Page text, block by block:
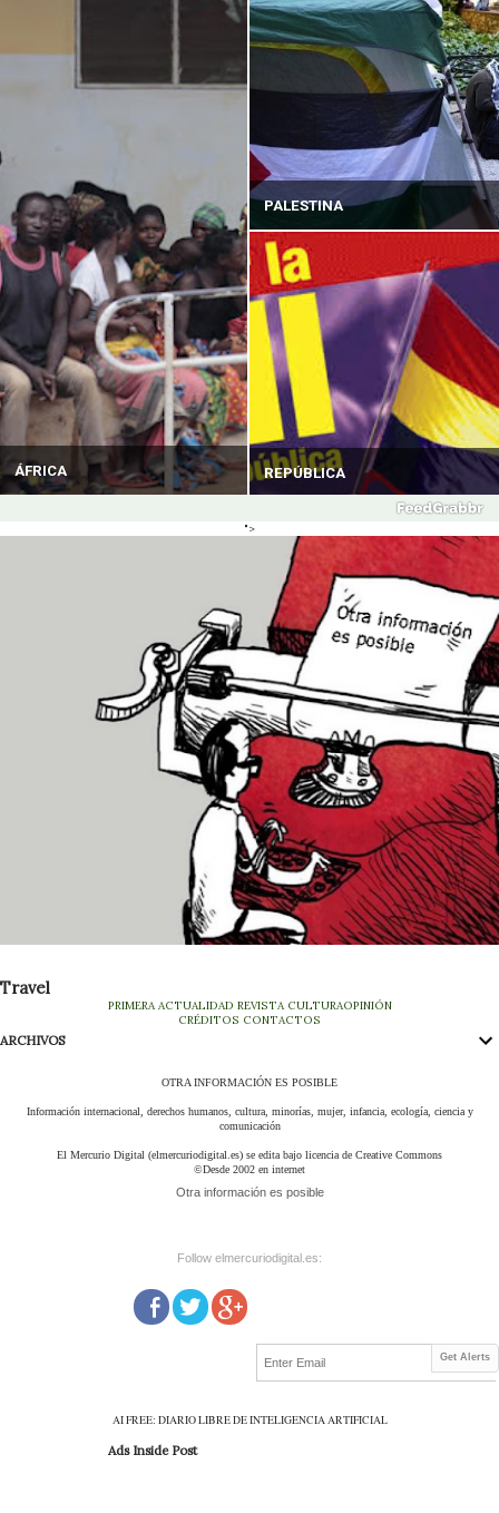
ÁFRICA
PALESTINA
REPÚBLICA
">
Travel
PRIMERA ACTUALIDAD REVISTA CULTURAOPINIÓN
CRÉDITOS CONTACTOS
ARCHIVOS
OTRA INFORMACIÓN ES POSIBLE
Información internacional, derechos humanos, cultura, minorías, mujer, infancia, ecología, ciencia y
comunicación
El Mercurio Digital (elmercuriodigital.es) se edita bajo licencia de Creative Commons
©Desde 2002 en internet
Otra información es posible
Follow elmercuriodigital.es:
Get Alerts
AI FREE: DIARIO LIBRE DE INTELIGENCIA ARTIFICIAL
Ads Inside Post